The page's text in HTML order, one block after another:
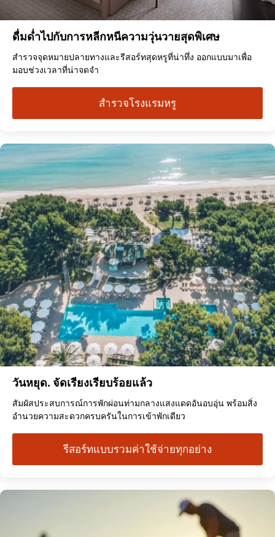
ดื่มด่ำไปกับการหลีกหนีความวุ่นวายสุดพิเศษ
สำรวจจุดหมายปลายทางและรีสอร์ทสุดหรูที่น่าทึ่ง ออกแบบมาเพื่อ
มอบช่วงเวลาที่น่าจดจำ
สำรวจโรงแรมหรู
วันหยุด. จัดเรียงเรียบร้อยแล้ว
สัมผัสประสบการณ์การพักผ่อนท่ามกลางแสงแดดอันอบอุ่น พร้อมสิ่ง
อำนวยความสะดวกครบครันในการเข้าพักเดียว
รีสอร์ทแบบรวมค่าใช้จ่ายทุกอย่าง